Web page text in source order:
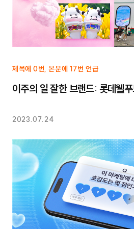
제목에 0번, 본문에 17번 언급
이주의 일 잘한 브랜드: 롯데웰
2023.07.24